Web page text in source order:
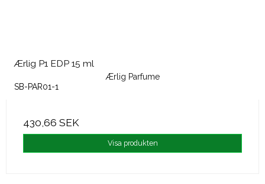
Ærlig P1 EDP 15 ml
Ærlig Parfume
SB-PAR01-1
430,66 SEK
Visa produkten